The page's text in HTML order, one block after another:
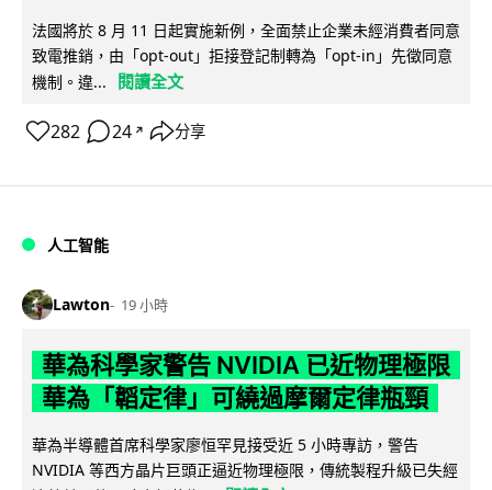
法國將於 8 月 11 日起實施新例，全面禁止企業未經消費者同意
致電推銷，由「opt-out」拒接登記制轉為「opt-in」先徵同意
機制。違...
閱讀全文
282 24 ↗ 分享
人工智能
Lawton 19 小時
華為科學家警告 NVIDIA 已近物理極限
華為「韜定律」可繞過摩爾定律瓶頸
華為半導體首席科學家廖恒罕見接受近 5 小時專訪，警告
NVIDIA 等西方晶片巨頭正逼近物理極限，傳統製程升級已失經